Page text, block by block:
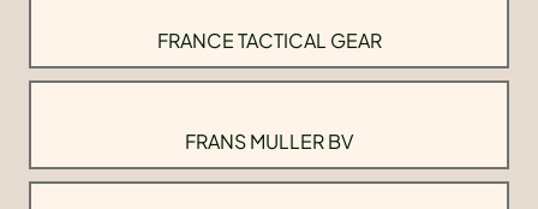
FRANCE TACTICAL GEAR
FRANS MULLER BV